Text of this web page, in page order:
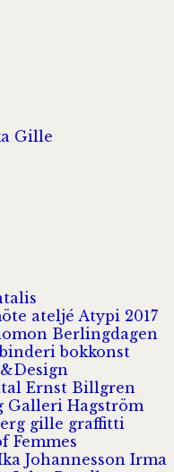
Gille
ateljé Atypi 2017
Berlingdagen
bokkonst
Ernst Billgren
Galleri Hagström
gille graffitti
Femmes
Johannesson Irma